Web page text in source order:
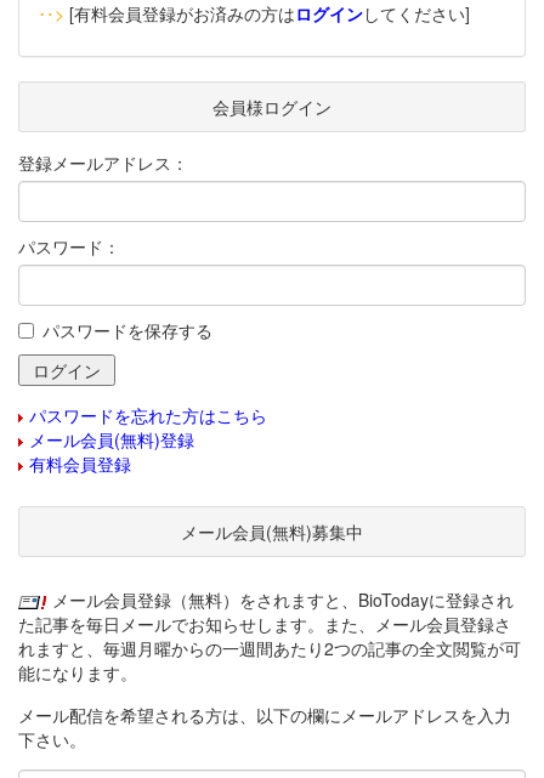
‥> [有料会員登録がお済みの方はログインしてください]
会員様ログイン
登録メールアドレス：
パスワード：
パスワードを保存する
パスワードを忘れた方はこちら
メール会員(無料)登録
有料会員登録
メール会員(無料)募集中
メール会員登録（無料）をされますと、BioTodayに登録され
た記事を毎日メールでお知らせします。また、メール会員登録さ
れますと、毎週月曜からの一週間あたり2つの記事の全文閲覧が可
能になります。
メール配信を希望される方は、以下の欄にメールアドレスを入力
下さい。